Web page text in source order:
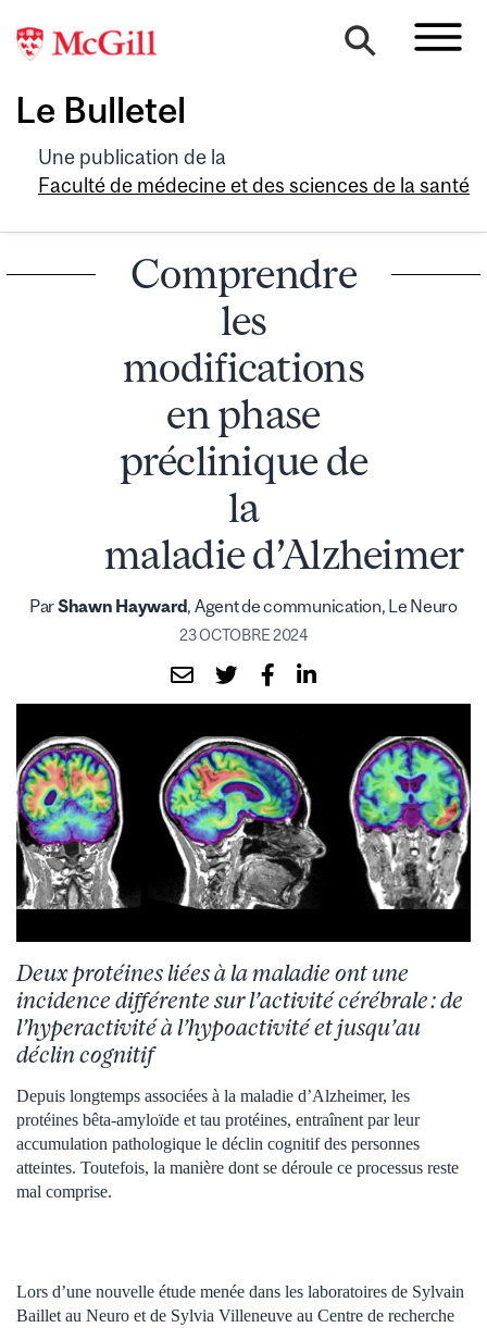
Le Bulletel
Une publication de la
Faculté de médecine et des sciences de la santé
Comprendre
les
modifications
en phase
préclinique de
la
maladie d’Alzheimer
ParShawn Hayward , Agent de communication, Le Neuro
23 OCTOBRE 2024
Deux protéines liées à la maladie ont une
incidence différente sur l’activité cérébrale : de
l’hyperactivité à l’hypoactivité et jusqu’au
déclin cognitif
Depuis longtemps associées à la maladie d’Alzheimer, les
protéines bêta-amyloïde et tau protéines, entraînent par leur
accumulation pathologique le déclin cognitif des personnes
atteintes. Toutefois, la manière dont se déroule ce processus reste
mal comprise.
Lors d’une nouvelle étude menée dans les laboratoires de Sylvain
Baillet au Neuro et de Sylvia Villeneuve au Centre de recherche